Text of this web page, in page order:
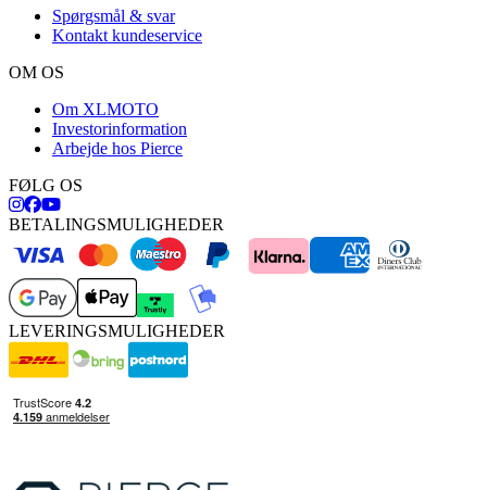
Spørgsmål & svar
Kontakt kundeservice
OM OS
Om XLMOTO
Investorinformation
Arbejde hos Pierce
FØLG OS
BETALINGSMULIGHEDER
LEVERINGSMULIGHEDER